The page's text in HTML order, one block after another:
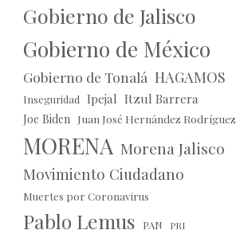
27
JUN
Gobierno de Jalisco
Gobierno de México
Gobierno de Tonalá HAGAMOS
Inseguridad Ipejal Itzul Barrera
Joe Biden Juan José Hernández Rodríguez
MORENA Morena Jalisco
Movimiento Ciudadano
Muertes por Coronavirus
Pablo Lemus PAN PRI